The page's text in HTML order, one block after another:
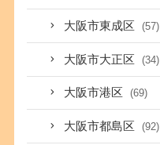
大阪市東成区 (57)
大阪市大正区 (34)
大阪市港区 (69)
大阪市都島区 (92)